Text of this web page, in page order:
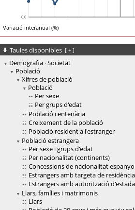
Variació interanual (%)
Taules disponibles [ + ]
Demografia · Societat
Població
Xifres de població
Població
Per sexe
Per grups d'edat
Població centenària
Creixement de la població
Població resident a l'estranger
Població estrangera
Per sexe i grups d'edat
Per nacionalitat (continents)
Concessions de nacionalitat
Estrangers amb targeta de residència
Estrangers amb autorització
Llars, famílies i matrimonis
Llars